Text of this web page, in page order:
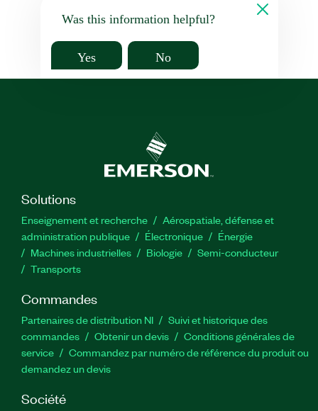
Was this information helpful?
Yes No
Solutions
Enseignement et recherche
Aérospatiale, défense et
administration publique
Électronique
Énergie​
Machines industrielles
Biologie
Semi-conducteur
Transports
Commandes
Partenaires de distribution NI
Suivi et historique des
commandes
Obtenir un devis
Conditions générales de
service
Commandez par numéro de référence du produit ou
demandez un devis
Société